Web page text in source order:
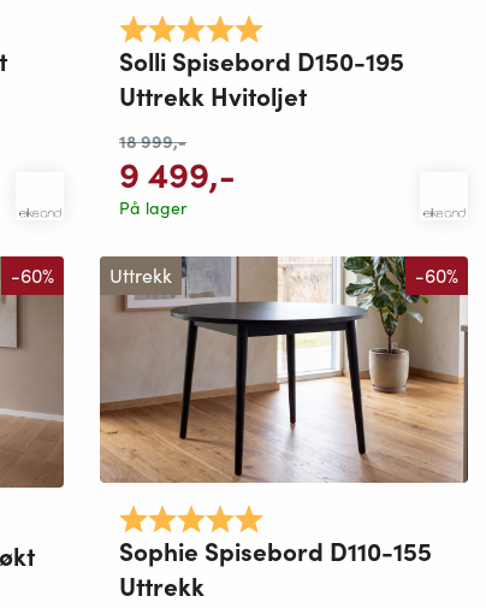
Karakter:
Solli Spisebord D150-195
Uttrekk Hvitoljet
18 999,-
9 499,-
På lager
-60% Uttrekk -60%
Karakter:
Sophie Spisebord D110-155
Uttrekk